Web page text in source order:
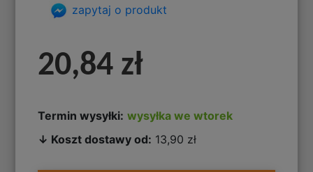
zapytaj o produkt
20,84 zł
Termin wysyłki: wysyłka we wtorek
↓ Koszt dostawy od: 13,90 zł